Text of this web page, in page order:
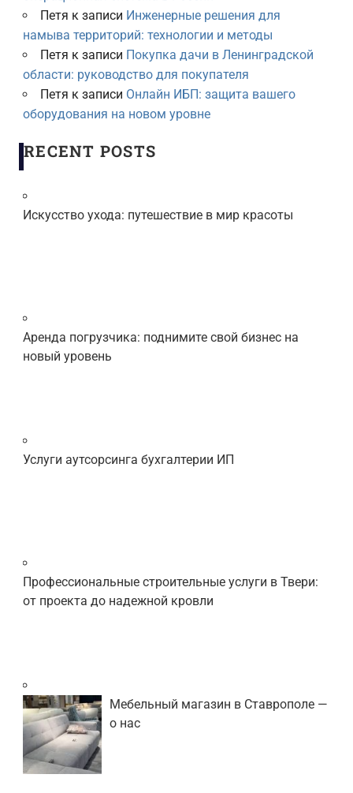
Петя к записи Инженерные решения для
намыва территорий: технологии и методы
Петя к записи Покупка дачи в Ленинградской
области: руководство для покупателя
Петя к записи Онлайн ИБП: защита вашего
оборудования на новом уровне
RECENT POSTS
Искусство ухода: путешествие в мир красоты
Аренда погрузчика: поднимите свой бизнес на
новый уровень
Услуги аутсорсинга бухгалтерии ИП
Профессиональные строительные услуги в Твери:
от проекта до надежной кровли
Мебельный магазин в Ставрополе —
о нас